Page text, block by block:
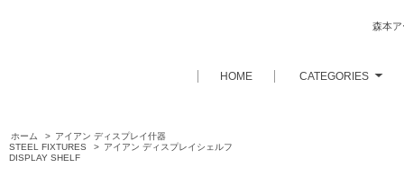
森本
HOME CATEGORIES
ホーム > アイアン ディスプレイ什器
STEEL FIXTURES
> アイアン ディスプレイシェルフ
DISPLAY SHELF